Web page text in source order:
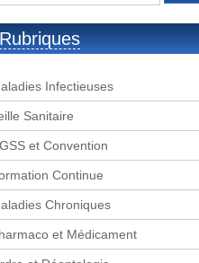
Rubriques
Infectieuses
Sanitaire
et Convention
Continue
Chroniques
et Médicament